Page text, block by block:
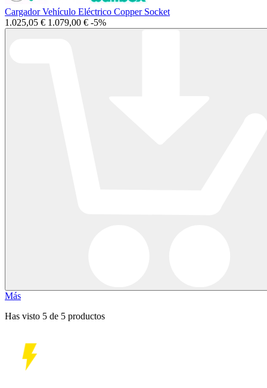
Cargador Vehículo Eléctrico Copper Socket
1.025,05 € 1.079,00 € -5%
Más
Has visto 5 de 5 productos